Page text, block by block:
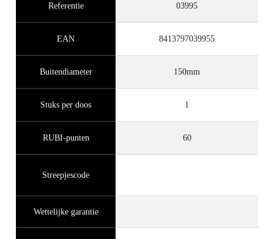
Referentie 03995
EAN 8413797039955
Buitendiameter 150mm
Stuks per doos 1
RUBI-punten 60
Streepjescode
Wettelijke garantie